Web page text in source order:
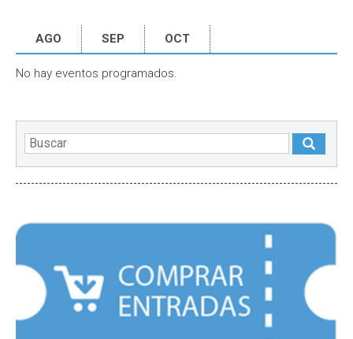
AGO SEP OCT
No hay eventos programados.